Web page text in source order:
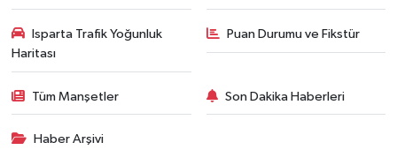
Isparta Trafik Yoğunluk
Haritası
Puan Durumu ve Fikstür
Tüm Manşetler Son Dakika Haberleri
Haber Arşivi